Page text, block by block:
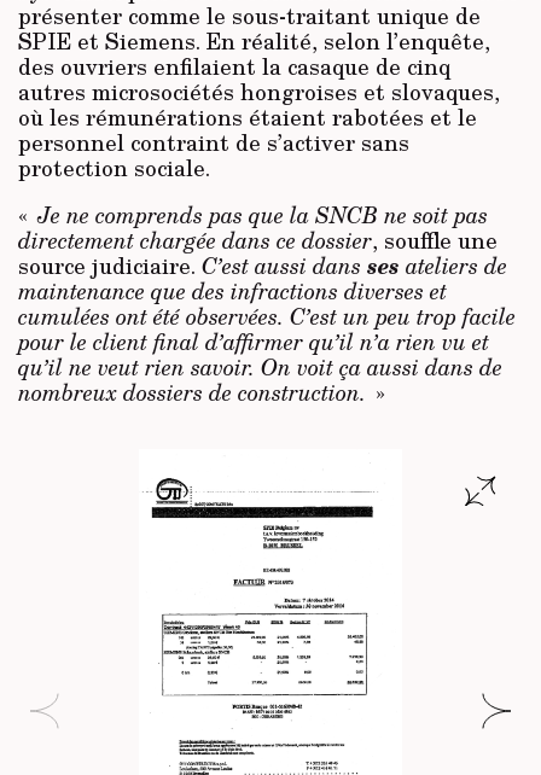
présenter comme le sous-traitant unique de
SPIE et Siemens. En réalité, selon l’enquête,
des ouvriers enfilaient la casaque de cinq
autres microsociétés hongroises et slovaques,
où les rémunérations étaient rabotées et le
personnel contraint de s’activer sans
protection sociale.
«Je ne comprends pas que la SNCB ne soit pas
directement chargée dans ce dossier, souffle une
source judiciaire. C’est aussi dans ses ateliers de
maintenance que des infractions diverses et
cumulées ont été observées. C’est un peu trop facile
pour le client final d’affirmer qu’il n’a rien vu et
qu’il ne veut rien savoir. On voit ça aussi dans de
nombreux dossiers de construction. »